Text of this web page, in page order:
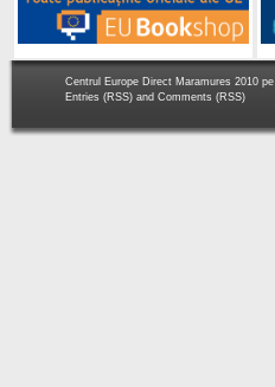
Centrul Europe Direct Maramures 2010 pe
Entries (RSS) and Comments (RSS)